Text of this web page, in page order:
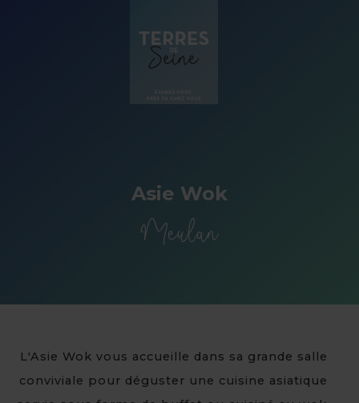
Asie Wok
Meulan
L'Asie Wok vous accueille dans sa grande salle
conviviale pour déguster une cuisine asiatique